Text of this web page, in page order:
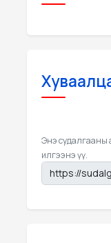
Энэ судалгааны
илгээнэ үү.